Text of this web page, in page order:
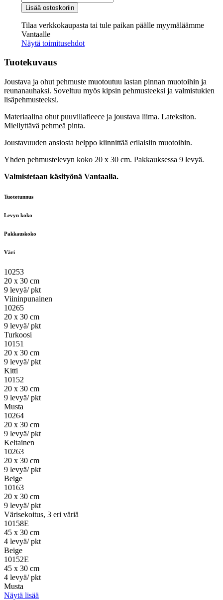
MANUS
ohut
puuvillafleece
määrä
Lisää ostoskoriin
Tilaa verkkokaupasta tai tule paikan päälle myymäläämme
Vantaalle
Näytä toimitusehdot
Tuotekuvaus
Joustava ja ohut pehmuste muotoutuu lastan pinnan muotoihin ja
reunanauhaksi. Soveltuu myös kipsin pehmusteeksi ja valmistukien
lisäpehmusteeksi.
Materiaalina ohut puuvillafleece ja joustava liima. Lateksiton.
Miellyttävä pehmeä pinta.
Joustavuuden ansiosta helppo kiinnittää erilaisiin muotoihin.
Yhden pehmustelevyn koko 20 x 30 cm. Pakkauksessa 9 levyä.
Valmistetaan käsityönä Vantaalla.
Tuotetunnus
Levyn koko
Pakkauskoko
Väri
10253
20 x 30 cm
9 levyä/ pkt
Viininpunainen
10265
20 x 30 cm
9 levyä/ pkt
Turkoosi
10151
20 x 30 cm
9 levyä/ pkt
Kitti
10152
20 x 30 cm
9 levyä/ pkt
Musta
10264
20 x 30 cm
9 levyä/ pkt
Keltainen
10263
20 x 30 cm
9 levyä/ pkt
Beige
10163
20 x 30 cm
9 levyä/ pkt
Värisekoitus, 3 eri väriä
10158E
45 x 30 cm
4 levyä/ pkt
Beige
10152E
45 x 30 cm
4 levyä/ pkt
Musta
Näytä lisää